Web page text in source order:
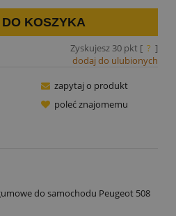
DO KOSZYKA
Zyskujesz 30pkt [ ? ]
dodaj do ulubionych
zapytaj o produkt
poleć znajomemu
do samochodu Peugeot 508